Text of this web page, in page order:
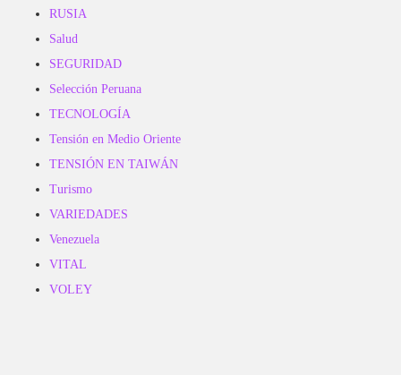
RUSIA
Salud
SEGURIDAD
Selección Peruana
TECNOLOGÍA
Tensión en Medio Oriente
TENSIÓN EN TAIWÁN
Turismo
VARIEDADES
Venezuela
VITAL
VOLEY